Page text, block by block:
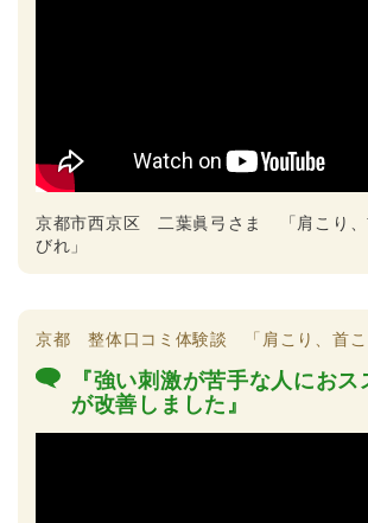
京都市西京区 二葉眞弓さま 「肩こり、
びれ」
京都 整体口コミ体験談 「肩こり、首こ
『強い刺激が苦手な人にお
が改善しました』